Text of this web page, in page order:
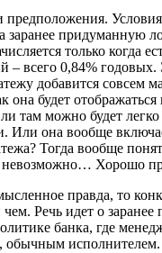
заранее придуманную
только когда
– всего 0,84% годовых.
добавится совсем
она будет отображаться
там можно будет легко
Или она вообще
Тогда вообще
невозможно… Хорошо
правда, то
Речь идет о заранее
банка, где
обычным исполнителем.